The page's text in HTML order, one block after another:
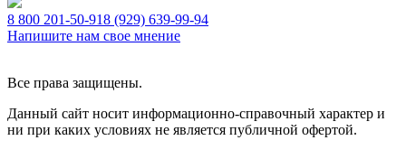
8 800 201-50-918 (929) 639-99-94
Напишите нам свое мнение
Все права защищены.
Данный сайт носит информационно-справочный характер и
ни при каких условиях не является публичной офертой.